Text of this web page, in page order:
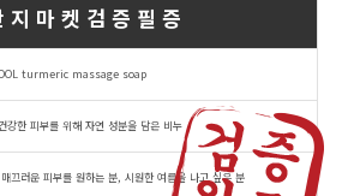
지 마 켓 검 증 필 증
turmeric massage soap
강한 피부를 위해 자연 성분을 담은 비누
끄러운 피부를 원하는 분, 시원한 여름을 나고 싶은 분